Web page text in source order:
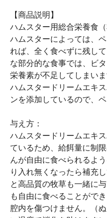
【商品説明】
ハムスター用総合栄養食（
ハムスターによっては、
れば、全く食べずに残し
な部分的な食事では、ビ
栄養素が不足してしまいま
ハムスタードリームエキ
ンを添加しているので、
与え方：
ハムスタードリームエキ
ているため、給餌量に制
んが自由に食べられるよ
り入れ無くなったら補充
と高品質の牧草も一緒に
も自由に食べることがで
腔内を傷つけません。（